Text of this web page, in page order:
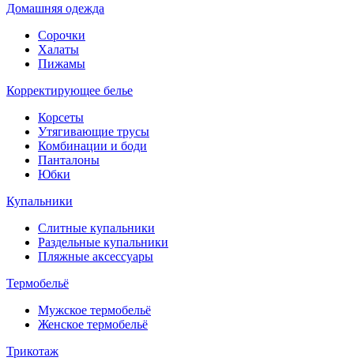
Домашняя одежда
Сорочки
Халаты
Пижамы
Корректирующее белье
Корсеты
Утягивающие трусы
Комбинации и боди
Панталоны
Юбки
Купальники
Слитные купальники
Раздельные купальники
Пляжные аксессуары
Термобельё
Мужское термобельё
Женское термобельё
Трикотаж